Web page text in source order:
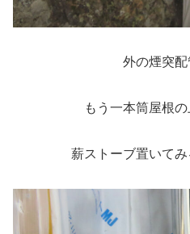
外の煙突
もう一本筒屋根
薪ストーブ置いて